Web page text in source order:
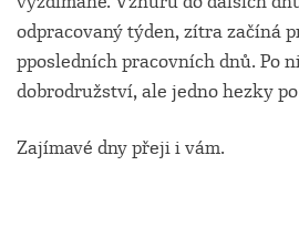
odpracovaný týden, zítra začíná
pposledních pracovních dnů. Po
dobrodružství, ale jedno hezky
Zajímavé dny přeji i vám.